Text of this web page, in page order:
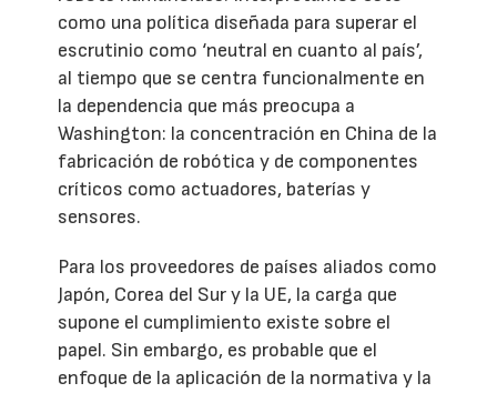
como una política diseñada para superar el
escrutinio como ‘neutral en cuanto al país’,
al tiempo que se centra funcionalmente en
la dependencia que más preocupa a
Washington: la concentración en China de la
fabricación de robótica y de componentes
críticos como actuadores, baterías y
sensores.
Para los proveedores de países aliados como
Japón, Corea del Sur y la UE, la carga que
supone el cumplimiento existe sobre el
papel. Sin embargo, es probable que el
enfoque de la aplicación de la normativa y la